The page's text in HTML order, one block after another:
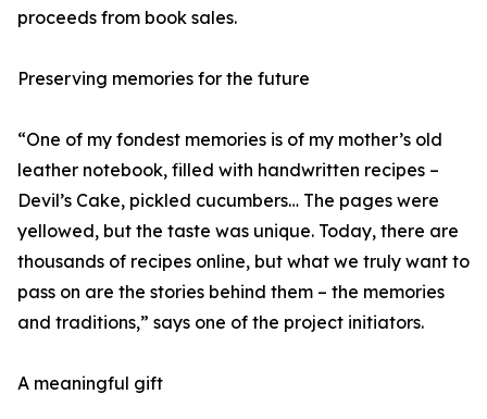
proceeds from book sales.
Preserving memories for the future
“One of my fondest memories is of my mother’s old
leather notebook, filled with handwritten recipes –
Devil’s Cake, pickled cucumbers… The pages were
yellowed, but the taste was unique. Today, there are
thousands of recipes online, but what we truly want to
pass on are the stories behind them – the memories
and traditions,” says one of the project initiators.
A meaningful gift